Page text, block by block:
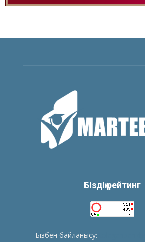
Біздің рейтинг
Бізбен байланысу: